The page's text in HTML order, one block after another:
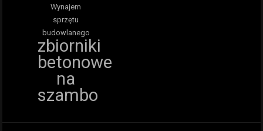
Wynajem
sprzętu
budowlanego
zbiorniki
betonowe
na
szambo